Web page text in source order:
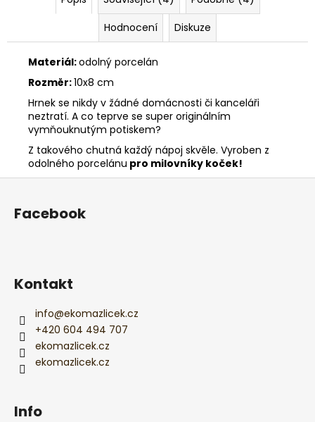
Hodnocení
Diskuze
Materiál:odolný porcelán
Rozměr:10x8 cm
Hrnek se nikdy v žádné domácnosti či kanceláři
neztratí. A co teprve se super originálním
vymňouknutým potiskem?
Z takového chutná každý nápoj skvěle. Vyroben z
odolného porcelánu pro milovníky koček!
Z
Facebook
Kontakt
info@ekomazlicek.cz
+420 604 494 707
ekomazlicek.cz
ekomazlicek.cz
Info